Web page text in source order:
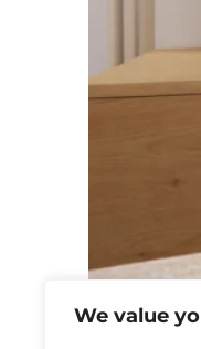
We value